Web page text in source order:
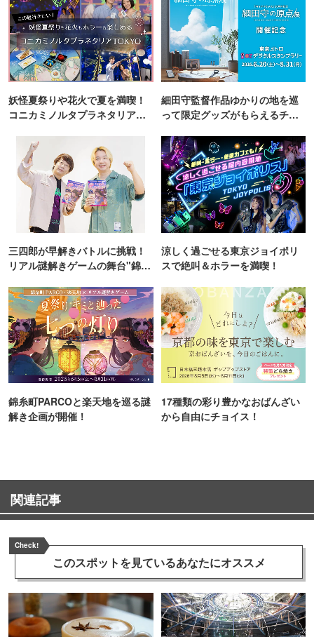
妖怪夏祭りや花火で夏を満喫！
コニカミノルタプラネタリア
細田守監督作品ゆかりの地を巡
って限定グッズがもらえるチャ
三四郎が早解きバトルに挑戦！
リアル謎解きゲームの舞台"錦糸
涼しく過ごせる東京ジョイポリ
スで絶叫＆ホラーを満喫！
錦糸町PARCOと楽天地を巡る謎
解き企画が開催！
17種類の彩り豊かなおばんざい
から自由にチョイス！
関連記事
Check!
このスポットを見ているあなたにオススメ